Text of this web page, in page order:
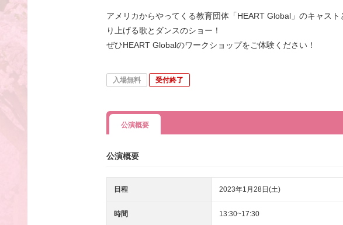
アメリカからやってくる教育団体「HEART Global」のキャスト
り上げる歌とダンスのショー！
ぜひHEART Globalのワークショップをご体験ください！
入場無料 受付終了
公演概要
公演概要
日程 2023年1月28日(土)
時間 13:30~17:30